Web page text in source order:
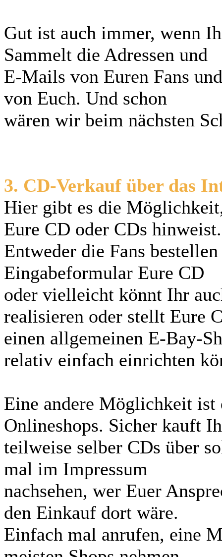
Gut ist auch immer, wenn
Sammelt die Adressen und
E-Mails von Euren Fans
von Euch. Und schon
wären wir beim nächsten
3. CD-Verkauf über das
Hier gibt es die
Eure CD oder CDs hinweist.
Entweder die Fans
Eingabeformular Eure CD
oder vielleicht könnt Ihr
realisieren oder stellt Eure
einen allgemeinen E-Bay-
relativ einfach einrichten
Eine andere Möglichkeit ist
Onlineshops. Sicher kauft
teilweise selber CDs über
mal im Impressum
nachsehen, wer Euer
den Einkauf dort wäre.
Einfach mal anrufen, eine